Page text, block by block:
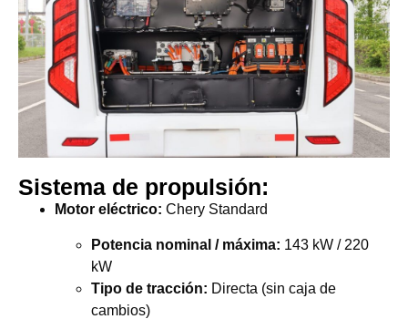
Sistema de propulsión:
Motor eléctrico: Chery Standard
Potencia nominal / máxima: 143 kW / 220
kW
Tipo de tracción: Directa (sin caja de
cambios)